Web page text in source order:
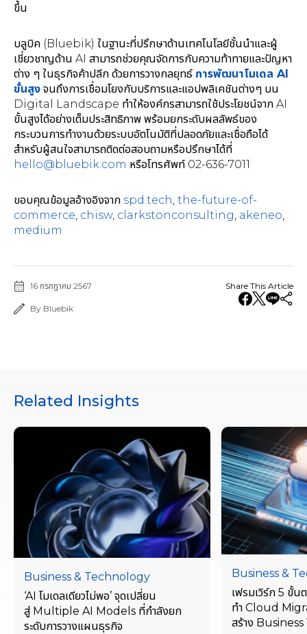
ขึ้น
บลูบิค (Bluebik) ในฐานะที่ปรึกษาด้านเทคโนโลยีชั้นนำและผู้
เชี่ยวชาญด้าน AI สามารถช่วยคุณจัดการกับความท้าทายและปัญหา
ต่าง ๆ ในธุรกิจค้าปลีก ด้วยการวางกลยุทธ์ การพัฒนาโมเดล AI
ขั้นสูง จนถึงการเชื่อมโยงกับบริการและแอปพลิเคชันต่างๆ บน
Digital Landscape ทำให้องค์กรสามารถใช้ประโยชน์จาก AI
ขั้นสูงได้อย่างเต็มประสิทธิภาพ พร้อมยกระดับผลลัพธ์ของ
กระบวนการทำงานด้วยระบบอัตโนมัติที่ปลอดภัยและเชื่อถือได้
สำหรับผู้สนใจสามารถติดต่อสอบถามหรือปรึกษาได้ที่
hello@bluebik.com หรือโทรศัพท์ 02-636-7011
ขอบคุณข้อมูลอ้างอิงจาก spd.tech, the-future-of-
commerce, chisw, clarkstonconsulting, akeneo,
medium
16 กรกฎาคม 2567
By Bluebik
Share This Article
Related Insights
Business & Technology
‘AI โมเดลเดียวไม่พอ’ จุดเปลี่ยน
สู่ Multiple AI Models ที่กำลังยก
ระดับการวางแผนธุรกิจ
Business &
เฟรมเวิร์ก 5 ขั้น
ทำ Cloud
สร้าง